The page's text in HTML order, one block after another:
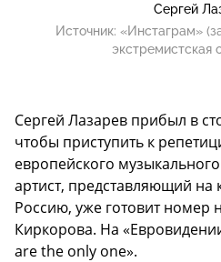
Сергей
Источник: «Инстаграм»
экстремистская
Сергей Лазарев прибыл в
чтобы приступить к
европейского
артист, представляющий на
Россию, уже готовит номер
Киркорова. На
are the only one».